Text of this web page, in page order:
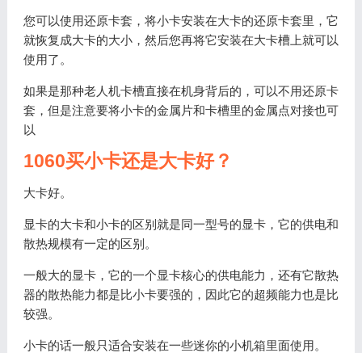
您可以使用还原卡套，将小卡安装在大卡的还原卡套里，它
就恢复成大卡的大小，然后您再将它安装在大卡槽上就可以
使用了。
如果是那种老人机卡槽直接在机身背后的，可以不用还原卡
套，但是注意要将小卡的金属片和卡槽里的金属点对接也可
以
1060买小卡还是大卡好？
大卡好。
显卡的大卡和小卡的区别就是同一型号的显卡，它的供电和
散热规模有一定的区别。
一般大的显卡，它的一个显卡核心的供电能力，还有它散热
器的散热能力都是比小卡要强的，因此它的超频能力也是比
较强。
小卡的话一般只适合安装在一些迷你的小机箱里面使用。